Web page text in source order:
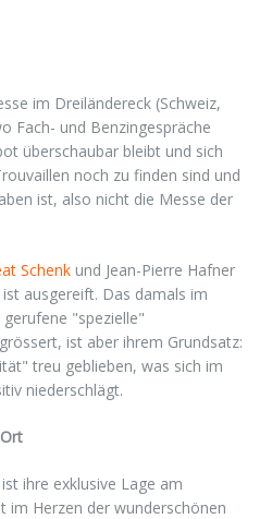
im Dreiländereck (Schweiz,
Fach- und Benzingespräche
überschaubar bleibt und sich
noch zu finden sind und
ist, also nicht die Messe der
Schenk und Jean-Pierre Hafner
ausgereift. Das damals im
"spezielle"
ist aber ihrem Grundsatz:
treu geblieben, was sich im
niederschlägt.
ihre exklusive Lage am
im Herzen der wunderschönen